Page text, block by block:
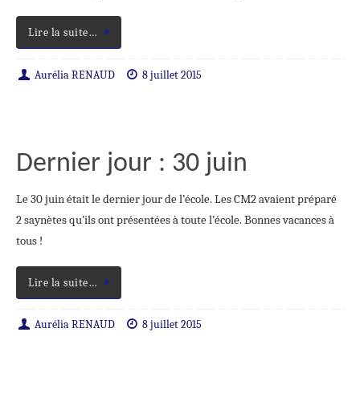
Lire la suite…
Aurélia RENAUD 8 juillet 2015
Dernier jour : 30 juin
Le 30 juin était le dernier jour de l’école. Les CM2 avaient préparé
2 saynètes qu’ils ont présentées à toute l’école. Bonnes vacances à
tous !
Lire la suite…
Aurélia RENAUD 8 juillet 2015